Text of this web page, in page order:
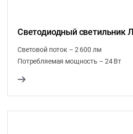
Светодиодный светильник
Световой поток – 2 600 лм
Потребляемая мощность – 24 Вт